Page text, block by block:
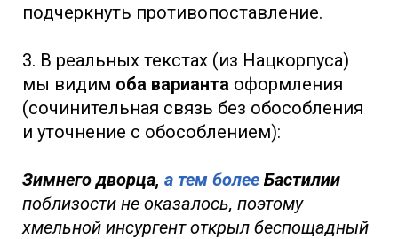
подчеркнуть противопоставление.
3. В реальных текстах (из Нацкорпуса)
мы видим оба варианта оформления
(сочинительная связь без обособления
и уточнение с обособлением):
Зимнего дворца, а тем более Бастилии
поблизости не оказалось, поэтому
хмельной инсургент открыл беспощадный